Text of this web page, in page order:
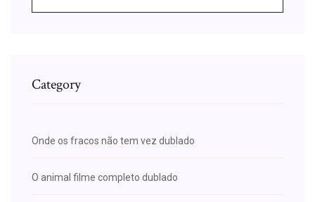
Category
Onde os fracos não tem vez dublado
O animal filme completo dublado